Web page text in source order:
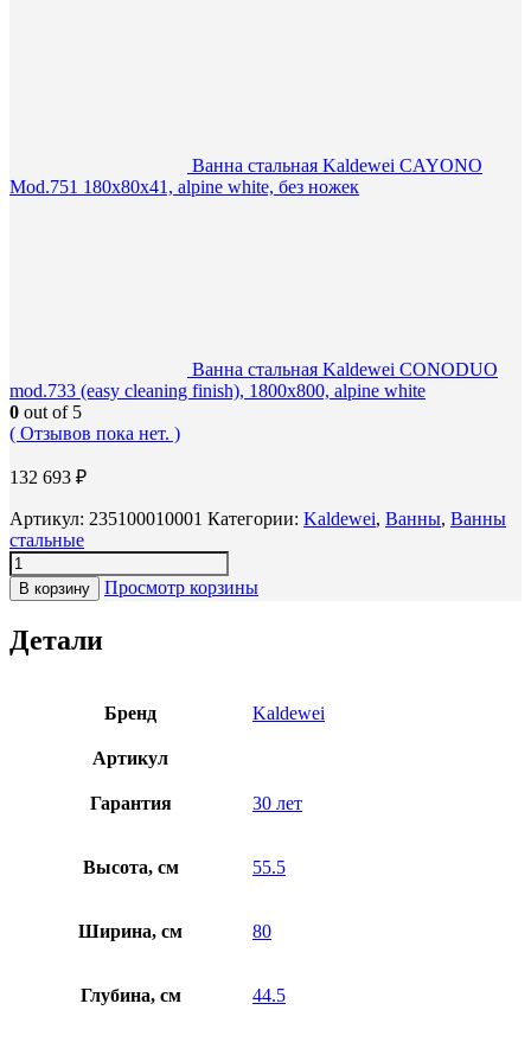
Ванна стальная Kaldewei CAYONO
Mod.751 180х80х41, alpine white, без ножек
Ванна стальная Kaldewei CONODUO
mod.733 (easy cleaning finish), 1800х800, alpine white
0 out of 5
( Отзывов пока нет. )
132 693 ₽
Артикул: 235100010001 Категории: Kaldewei, Ванны, Ванны
стальные
В корзину Просмотр корзины
Детали
Бренд Kaldewei
Артикул
Гарантия 30 лет
Высота, см 55.5
Ширина, см 80
Глубина, см 44.5